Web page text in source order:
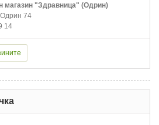
магазин "Здравница" (Одрин)
74
14